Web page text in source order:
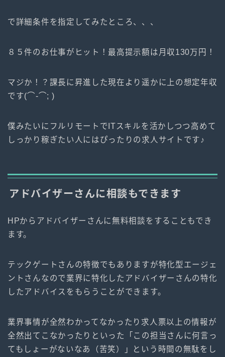
で詳細条件を指定してみたところ、、、
８５件のお仕事がヒット！最高提示額は月収130万円！
マジか！？課長に昇進した現在より遥かに上の想定年収
です(⌒-⌒; )
僕みたいにフルリモートでITスキルを活かしつつ高めて
しっかり稼ぎたい人にはぴったりの求人サイトです♪
アドバイザーさんに相談もできます
HPからアドバイザーさんに無料相談をすることもでき
ます。
テックゲートさんの特徴でもありますが特化型エージェ
ントさんなので業界に特化したアドバイザーさんの特化
したアドバイスをもらうことができます。
業界事情が全然わかってなかったり求人票以上の情報が
全然出てこなかったりといった「この担当さんに何言っ
てもしょーがないなあ（苦笑）」という時間の無駄をし